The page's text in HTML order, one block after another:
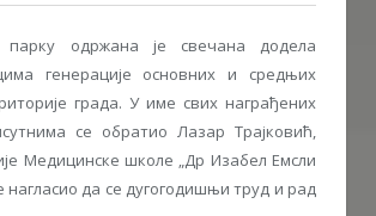
парку одржана је свечана додела
генерације основних и средњих
града. У име свих награђених
се обратио Лазар Трајковић,
Медицинске школе „Др Изабел Емсли
нагласио да се дугогодишњи труд и рад